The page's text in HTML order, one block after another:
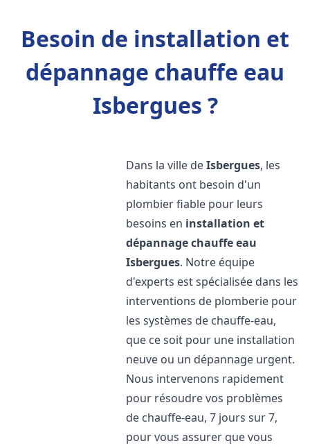
Besoin de installation et
dépannage chauffe eau
Isbergues ?
Dans la ville deIsbergues, les
habitants ont besoin d'un
plombier fiable pour leurs
besoins en installation et
dépannage chauffe eau
Isbergues. Notre équipe
d'experts est spécialisée dans les
interventions de plomberie pour
les systèmes de chauffe-eau,
que ce soit pour une installation
neuve ou un dépannage urgent.
Nous intervenons rapidement
pour résoudre vos problèmes
de chauffe-eau, 7 jours sur 7,
pour vous assurer que vous